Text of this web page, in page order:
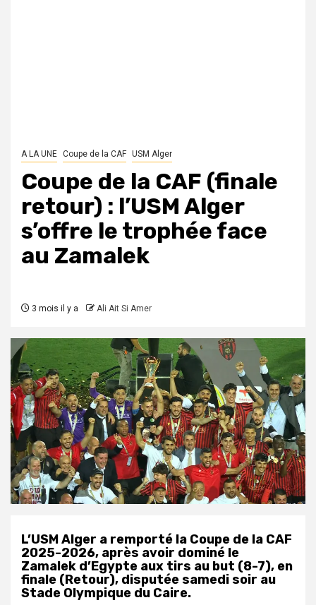
A LA UNE Coupe de la CAF USM Alger
Coupe de la CAF (finale
retour) : l’USM Alger
s’offre le trophée face
au Zamalek
3 mois il y a Ali Ait Si Amer
L’USM Alger a remporté la Coupe de la CAF
2025-2026, après avoir dominé le
Zamalek d’Egypte aux tirs au but (8-7), en
finale (Retour), disputée samedi soir au
Stade Olympique du Caire.